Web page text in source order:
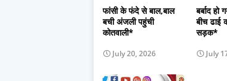
फांसी के फंदे से बाल,बाल
बची अंजली पहुंची
कोतवाली*
July 20, 2026
बर्बाद हो
बीच ढाई
सड़क*
July